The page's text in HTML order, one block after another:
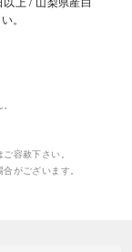
。
容赦下さい。
がございます。